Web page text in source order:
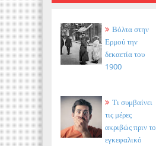
Βόλτα στην
Ερμού την
δεκαετία του
1900
Τι συμβαίνει
τις μέρες
ακριβώς πριν το
εγκεφαλικό